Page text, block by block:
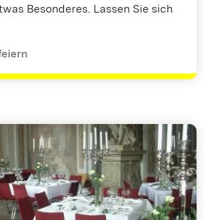
Besonderes. Lassen Sie sich